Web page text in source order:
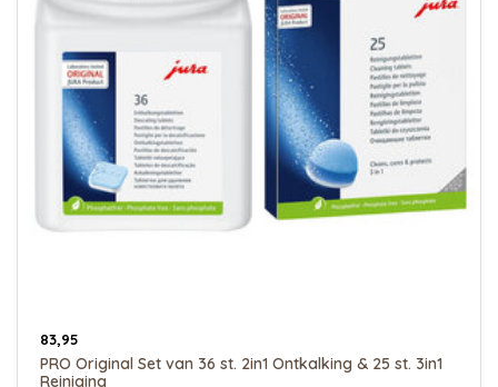
83,95
PRO Original Set van 36 st. 2in1 Ontkalking & 25 st. 3in1
Reiniging